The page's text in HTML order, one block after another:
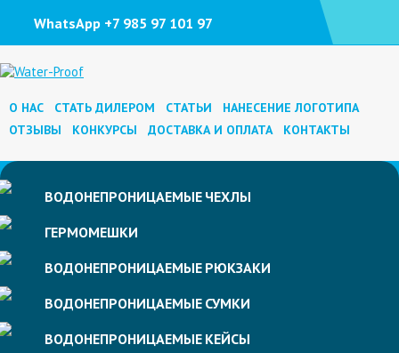
WhatsApp +7 985 97 101 97
О НАС СТАТЬ ДИЛЕРОМ СТАТЬИ
НАНЕСЕНИЕ ЛОГОТИПА
ОТЗЫВЫ
КОНКУРСЫ ДОСТАВКА И ОПЛАТА КОНТАКТЫ
ВОДОНЕПРОНИЦАЕМЫЕ ЧЕХЛЫ
ГЕРМОМЕШКИ
ВОДОНЕПРОНИЦАЕМЫЕ РЮКЗАКИ
ВОДОНЕПРОНИЦАЕМЫЕ СУМКИ
ВОДОНЕПРОНИЦАЕМЫЕ КЕЙСЫ